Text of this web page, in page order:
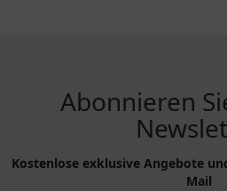
Abonnieren
Kostenlose exklusive Angebote
Mail